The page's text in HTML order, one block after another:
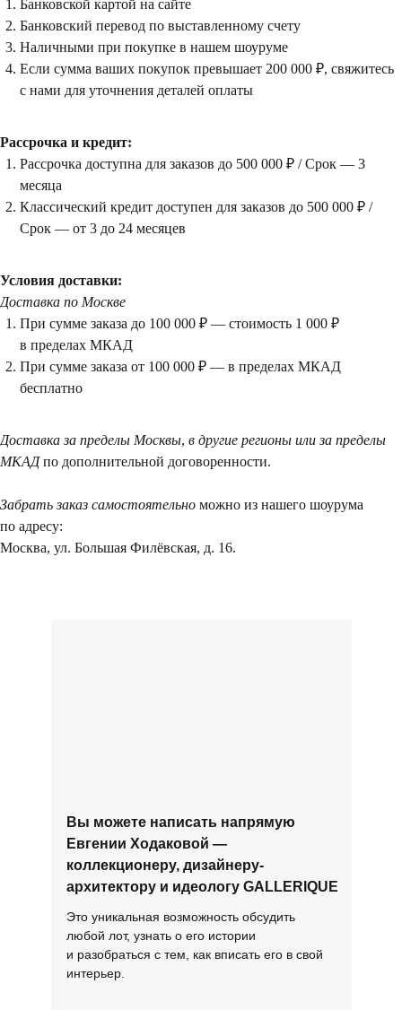
Банковской картой на сайте
Банковский перевод по выставленному счету
Наличными при покупке в нашем шоуруме
Если сумма ваших покупок превышает 200 000 ₽, свяжитесь
с нами для уточнения деталей оплаты
Рассрочка и кредит:
Рассрочка доступна для заказов до 500 000 ₽ / Срок — 3
месяца
Классический кредит доступен для заказов до 500 000 ₽ /
Срок — от 3 до 24 месяцев
Условия доставки:
Доставка по Москве
При сумме заказа до 100 000 ₽ — стоимость 1 000 ₽
в пределах МКАД
При сумме заказа от 100 000 ₽ — в пределах МКАД
бесплатно
Доставка за пределы Москвы, в другие регионы или за пределы
МКАДпо дополнительной договоренности.
Забрать заказ самостоятельно можно из нашего шоурума
по адресу:
Москва, ул. Большая Филёвская, д. 16.
Это уникальная возможность обсудить
любой лот, узнать о его истории
и разобраться с тем, как вписать его в свой
интерьер.
Вы можете написать напрямую
Евгении Ходаковой —
коллекционеру, дизайнеру-
архитектору и идеологу GALLERIQUE
Вы можете
архитектору и
Посещение только